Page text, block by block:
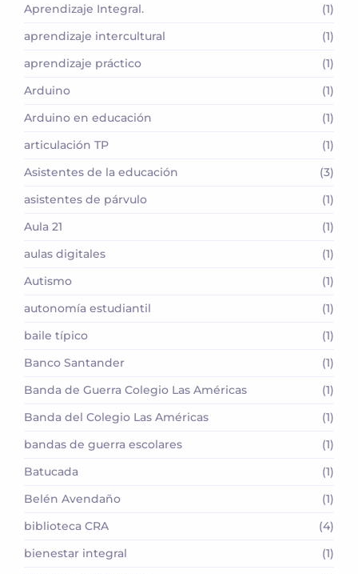
Aprendizaje Integral.
(1)
aprendizaje intercultural
(1)
aprendizaje práctico
(1)
Arduino
(1)
Arduino en educación
(1)
articulación TP
(1)
Asistentes de la educación
(3)
asistentes de párvulo
(1)
Aula 21
(1)
aulas digitales
(1)
Autismo
(1)
autonomía estudiantil
(1)
baile típico
(1)
Banco Santander
(1)
Banda de Guerra Colegio Las Américas
(1)
Banda del Colegio Las Américas
(1)
bandas de guerra escolares
(1)
Batucada
(1)
Belén Avendaño
(1)
biblioteca CRA
(4)
bienestar integral
(1)